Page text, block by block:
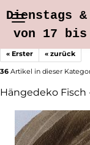
Dienstags
von 17
« Erster « zurück
36 Artikel in dieser
Hängedeko